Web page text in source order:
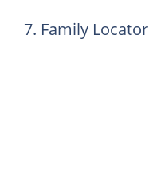
7. Family Locator